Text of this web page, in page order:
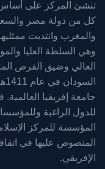
تنشئ المركز على أساس
كل من دولة مصر
والمغرب وانتدبت
وهي السلطة العليا
العالي وضيق الفرص
جامعة إفريقيا
للدول الراغبة
المؤسسة للمركز
المنصوص عليها في
الإفريقي.